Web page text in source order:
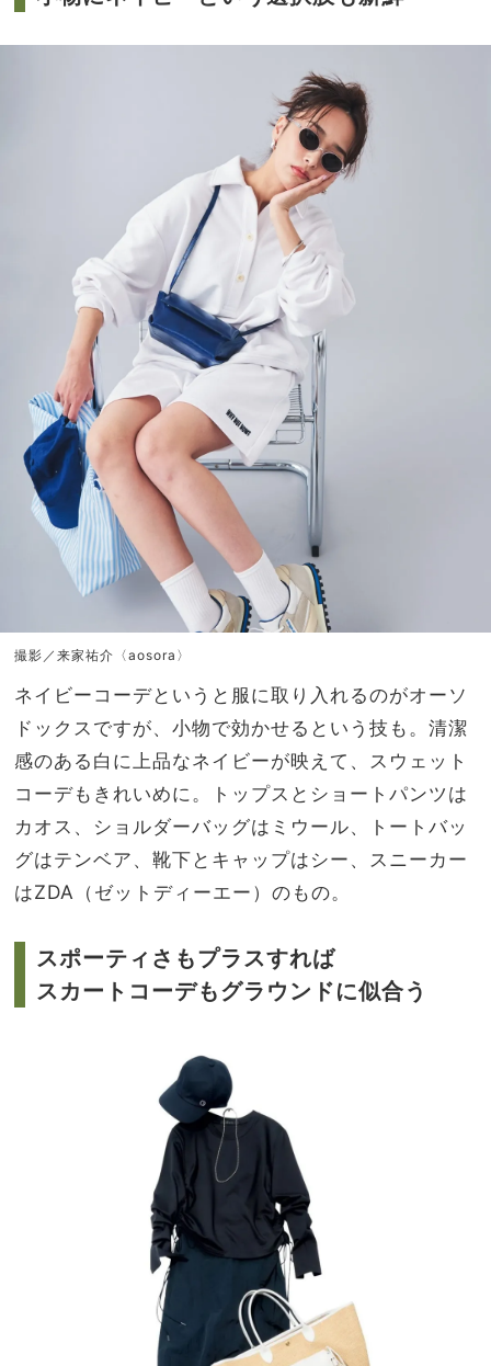
撮影／来家祐介〈aosora〉
ネイビーコーデというと服に取り入れるのがオーソ
ドックスですが、小物で効かせるという技も。清潔
感のある白に上品なネイビーが映えて、スウェット
コーデもきれいめに。トップスとショートパンツは
カオス、ショルダーバッグはミウール、トートバッ
グはテンベア、靴下とキャップはシー、スニーカー
はZDA（ゼットディーエー）のもの。
スポーティさもプラスすれば
スカートコーデもグラウンドに似合う